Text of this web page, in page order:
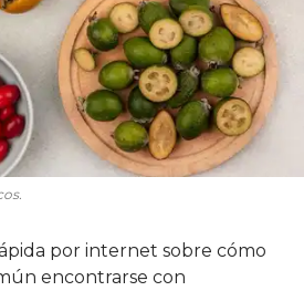
por internet sobre cómo
encontrarse con